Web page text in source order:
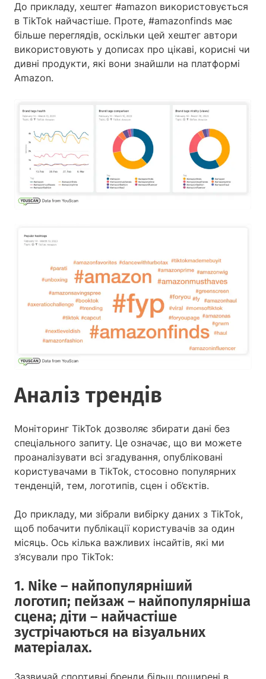
До прикладу, хештег #amazon використовується
в TikTok найчастіше. Проте, #amazonfinds має
більше переглядів, оскільки цей хештег автори
використовують у дописах про цікаві, корисні чи
дивні продукти, які вони знайшли на платформі
Amazon.
Аналіз трендів
Моніторинг TikTok дозволяє збирати дані без
спеціального запиту. Це означає, що ви можете
проаналізувати всі згадування, опубліковані
користувачами в TikTok, стосовно популярних
тенденцій, тем, логотипів, сцен і об’єктів.
До прикладу, ми зібрали вибірку даних з TikTok,
щоб побачити публікації користувачів за один
місяць. Ось кілька важливих інсайтів, які ми
з’ясували про TikTok:
1. Nike – найпопулярніший
логотип; пейзаж – найпопулярніша
сцена; діти – найчастіше
зустрічаються на візуальних
матеріалах.